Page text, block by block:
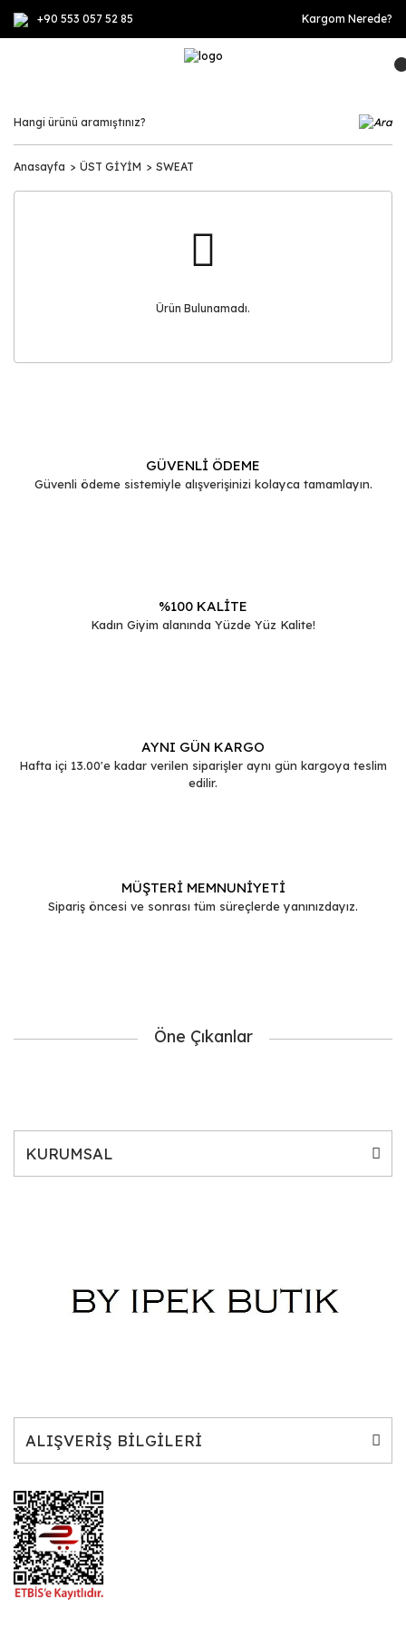
+90 553 057 52 85 Kargom Nerede?
Anasayfa ÜST GİYİM SWEAT
Ürün Bulunamadı.
GÜVENLİ ÖDEME
Güvenli ödeme sistemiyle alışverişinizi kolayca tamamlayın.
%100 KALİTE
Kadın Giyim alanında Yüzde Yüz Kalite!
AYNI GÜN KARGO
Hafta içi 13.00'e kadar verilen siparişler aynı gün kargoya teslim
edilir.
MÜŞTERİ MEMNUNİYETİ
Sipariş öncesi ve sonrası tüm süreçlerde yanınızdayız.
Öne Çıkanlar
KURUMSAL
ALIŞVERİŞ BİLGİLERİ